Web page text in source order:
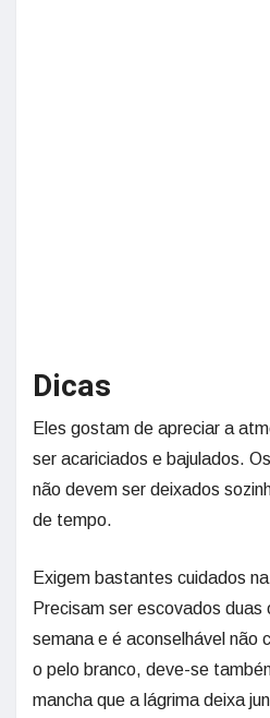
Dicas
Eles gostam de apreciar a
ser acariciados e bajulados.
não devem ser deixados
de tempo.
Exigem bastantes cuidados
Precisam ser escovados duas
semana e é aconselhável não
o pelo branco, deve-se
mancha que a lágrima deixa